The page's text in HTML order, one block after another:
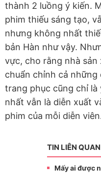
thành 2 luồng ý kiến.
phim thiếu sáng tạo,
nhưng không nhất
bản Hàn như vậy.
vực, cho rằng nhà
chuẩn chỉnh cả
trang phục cũng chỉ
nhất vẫn là diễn xuất
phim của mỗi diễn
TIN LIÊN QUAN
Mấy ai được